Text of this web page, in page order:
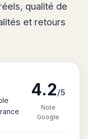
qualité de
et retours
4.2/5
Note
Google